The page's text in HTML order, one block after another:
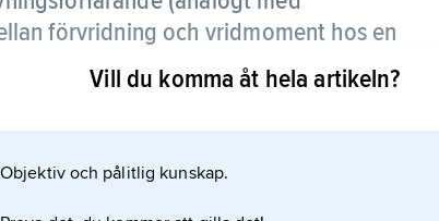
förvridning och vridmoment hos en
bestäms.
nominella skjuvspänningar vid vilka olinjäritet
utförs i allmänhet enligt ett standardiserat
Vill du komma åt hela artikeln?
Objektiv och pålitlig kunskap.